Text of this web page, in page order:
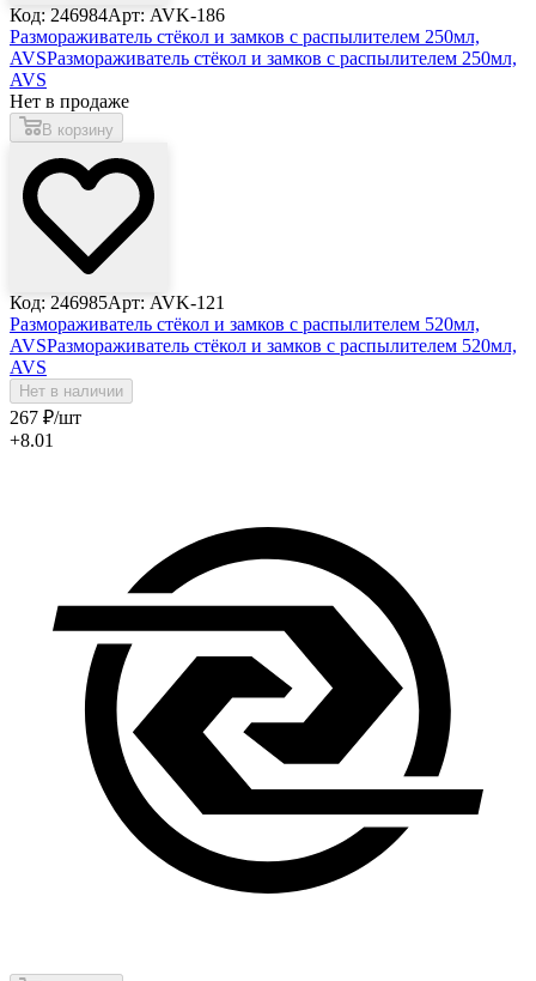
Код: 246984Арт: AVK-186
Размораживатель стёкол и замков с распылителем 250мл,
AVSРазмораживатель стёкол и замков с распылителем 250мл,
AVS
Нет в продаже
В корзину
Код: 246985Арт: AVK-121
Размораживатель стёкол и замков с распылителем 520мл,
AVSРазмораживатель стёкол и замков с распылителем 520мл,
AVS
Нет в наличии
267 ₽/шт
+8.01